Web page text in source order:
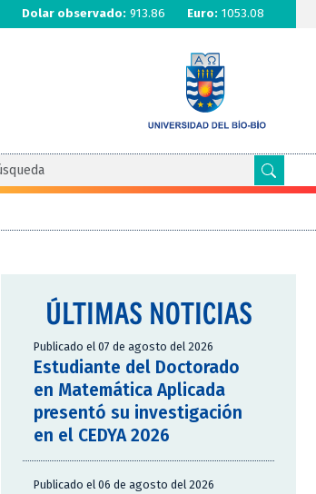
Dolar observado: 913.86 Euro: 1053.08
ÚLTIMAS NOTICIAS
Publicado el 07 de agosto del 2026
Estudiante del Doctorado
en Matemática Aplicada
presentó su investigación
en el CEDYA 2026
Publicado el 06 de agosto del 2026